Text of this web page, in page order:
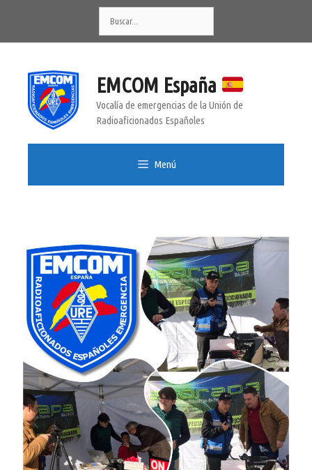
contenido
EMCOM España
Vocalía de emergencias de la Unión de
Radioaficionados Españoles
Menú